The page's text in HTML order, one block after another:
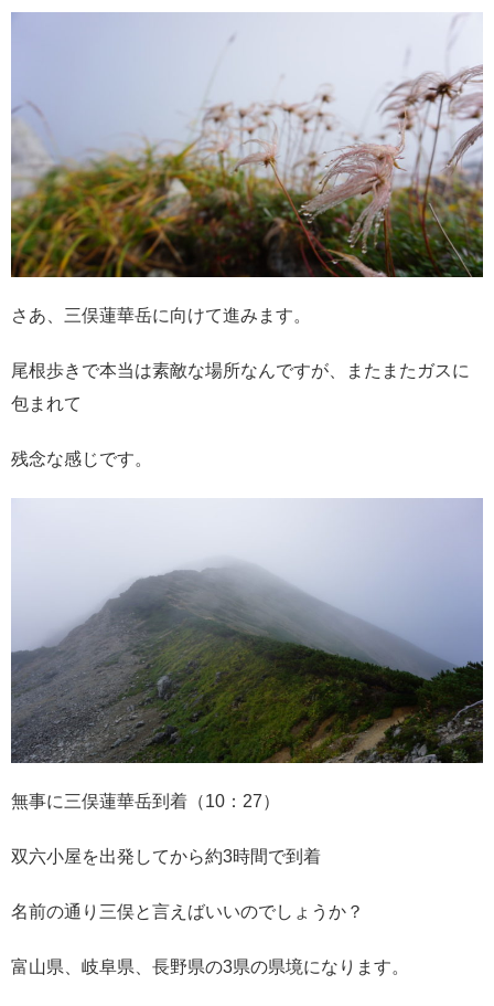
さあ、三俣蓮華岳に向けて進みます。
尾根歩きで本当は素敵な場所なんですが、またまたガスに
包まれて
残念な感じです。
無事に三俣蓮華岳到着（10：27）
双六小屋を出発してから約3時間で到着
名前の通り三俣と言えばいいのでしょうか？
富山県、岐阜県、長野県の3県の県境になります。